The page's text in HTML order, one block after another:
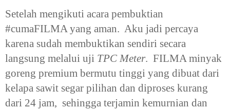
Setelah mengikuti acara pembuktian
#cumaFILMA yang aman. Aku jadi percaya
karena sudah membuktikan sendiri secara
langsung melalui uji TPC Meter. FILMA minyak
goreng premium bermutu tinggi yang dibuat dari
kelapa sawit segar pilihan dan diproses kurang
dari 24 jam, sehingga terjamin kemurnian dan